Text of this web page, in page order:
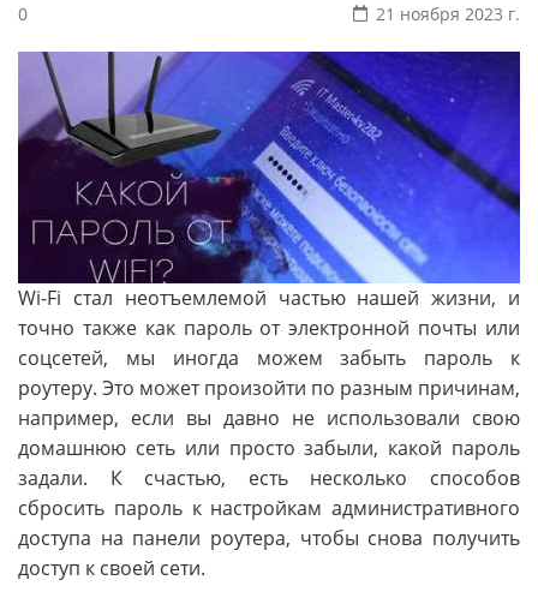
0
21 ноября 2023 г.
Wi-Fi стал неотъемлемой частью нашей жизни, и
точно также как пароль от электронной почты или
соцсетей, мы иногда можем забыть пароль к
роутеру. Это может произойти по разным причинам,
например, если вы давно не использовали свою
домашнюю сеть или просто забыли, какой пароль
задали. К счастью, есть несколько способов
сбросить пароль к настройкам административного
доступа на панели роутера, чтобы снова получить
доступ к своей сети.